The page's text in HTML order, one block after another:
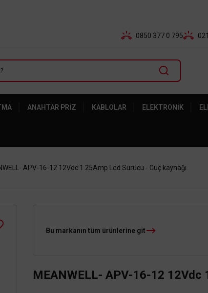
0850 377 0 795
ANAHTAR PRIZ KABLOLAR ELEKTRONIK
APV-16-12 12Vdc 1.25Amp Led Sürücü - Güç kaynağı
Bu markanın tüm ürünlerine git
MEANWELL- APV-16-12 12Vdc